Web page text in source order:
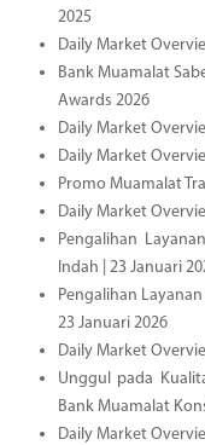
2025
Daily Market
Bank Muamalat
Awards 2026
Daily Market
Daily Market
Promo Muamalat
Daily Market
Pengalihan
Indah | 23 Januari
Pengalihan
23 Januari 2026
Daily Market
Unggul pada
Bank Muamalat
Daily Market